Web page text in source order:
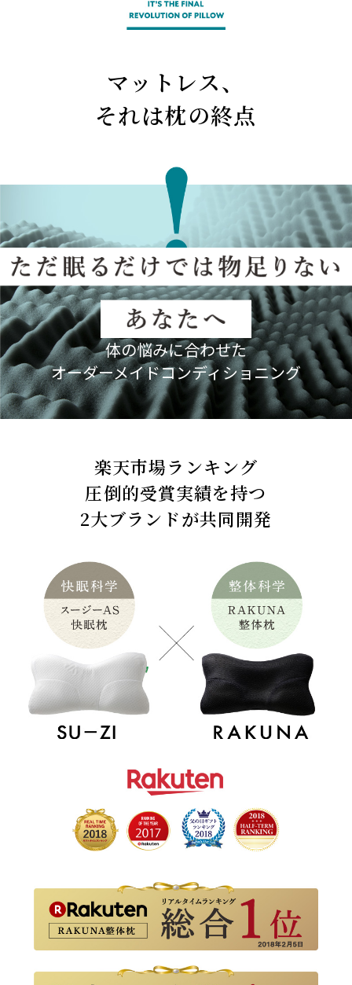
マットレス、
それは枕の終点
体の悩みに合わせた
オーダーメイドコンディショニング
楽天市場ランキング
圧倒的受賞実績を持つ
2大ブランドが共同開発